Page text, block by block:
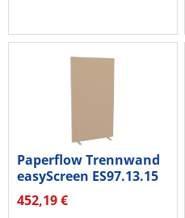
Paperflow Trennwand
easyScreen ES97.13.15
94cm sa
452,19 €